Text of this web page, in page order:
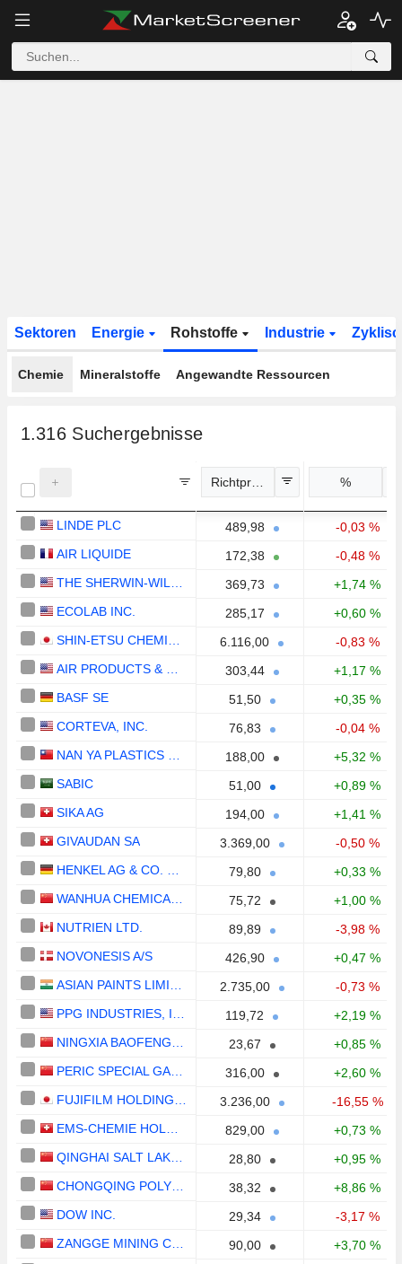
Sektoren Energie Rohstoffe Industrie
Chemie Mineralstoffe Angewandte Ressourcen
1.316Suchergebnisse
Richtpreis %
LINDE PLC 489,98
-0,03 %
AIR LIQUIDE
172,38
-0,48 %
369,73
+1,74 %
ECOLAB INC.
285,17
+0,60 %
SHIN-ETSU CHEMICAL CO., LTD.
6.116,00
-0,83 %
303,44
+1,17 %
BASF SE
51,50
+0,35 %
CORTEVA, INC.
76,83
-0,04 %
188,00
+5,32 %
SABIC
51,00
+0,89 %
SIKA AG
194,00
+1,41 %
GIVAUDAN SA
3.369,00
-0,50 %
79,80
+0,33 %
WANHUA CHEMICAL GROUP CO., LTD.
75,72
+1,00 %
NUTRIEN LTD.
89,89
-3,98 %
NOVONESIS A/S
426,90
+0,47 %
ASIAN PAINTS LIMITED
2.735,00
-0,73 %
PPG INDUSTRIES, INC.
119,72
+2,19 %
NINGXIA BAOFENG ENERGY GROUP CO., LTD.
23,67
+0,85 %
PERIC SPECIAL GASES CO., LTD.
316,00
+2,60 %
FUJIFILM HOLDINGS CORPORATION
3.236,00
-16,55 %
829,00
+0,73 %
QINGHAI SALT LAKE INDUSTRY CO.,LTD
28,80
+0,95 %
CHONGQING POLYCOMP INTERNATIONAL CORPORATION
38,32
+8,86 %
DOW INC.
29,34
-3,17 %
ZANGGE MINING COMPANY LIMITED
90,00
+3,70 %